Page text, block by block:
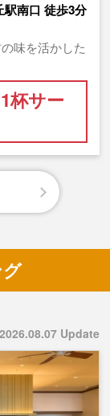
駅南口 徒歩3分
味を活かした
杯サー
2026.08.07 Update